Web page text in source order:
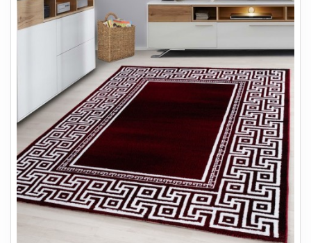
+
KONTORMØBLER
+
+
+
ENTREMØBLER
+
HAVEMØBLER
OUTLET